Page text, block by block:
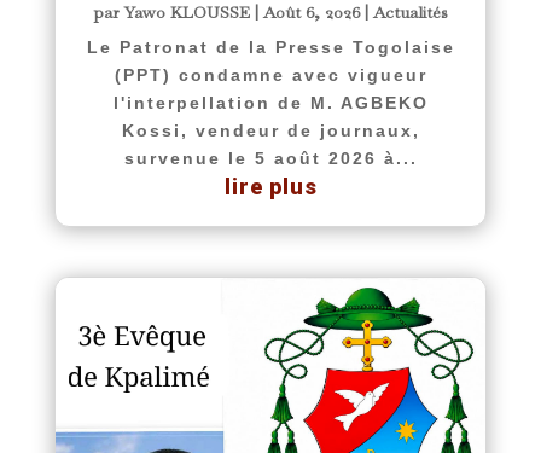
parYawo KLOUSSE|Août 6, 2026|Actualités
Le Patronat de la Presse Togolaise
(PPT) condamne avec vigueur
l'interpellation de M. AGBEKO
Kossi, vendeur de journaux,
survenue le 5 août 2026 à...
lire plus